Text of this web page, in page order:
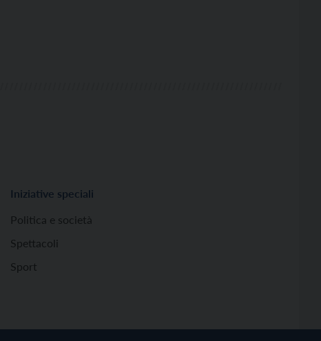
Iniziative speciali
Politica e società
Spettacoli
Sport